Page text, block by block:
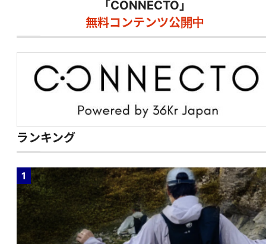
「CONNECTO」
無料コンテンツ公開中
ランキング
1